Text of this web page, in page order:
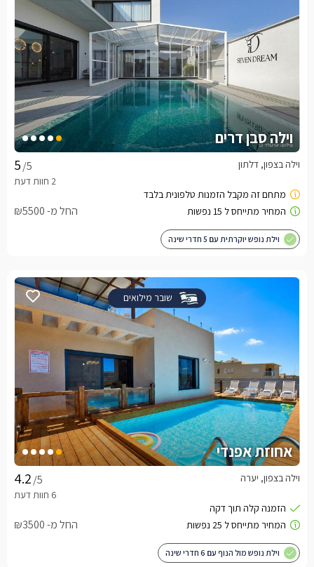
וילה סבן דרים
/5 וילה בצפון, דלתון
החל מ- ₪5500
וילת נופש יוקרתית עם 5 חדרי שינה
שובר מילואים
אחוזת אפנדי
/5 וילה בצפון, יערה
החל מ- ₪3500
וילת נופש מול הנוף עם 6 חדרי שינה